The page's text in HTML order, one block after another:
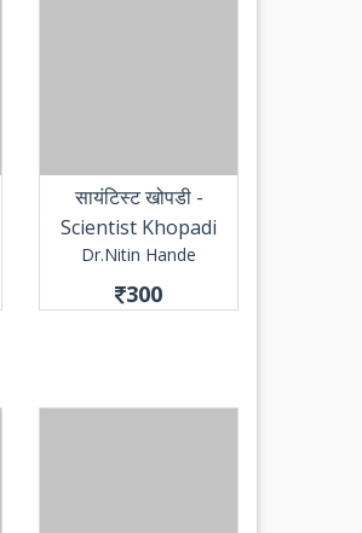
सायंटिस्ट खोपडी -
Scientist Khopadi
Dr.Nitin Hande
300